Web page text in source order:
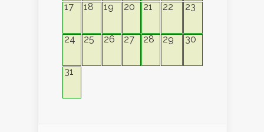
17 18 19 20 21 22 23
24 25 26 27 28 29 30
31